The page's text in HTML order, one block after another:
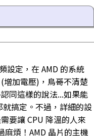
設定，在 AMD 的系統
增加電壓)，鳥哥不清楚
同這樣的說法...如果能
搞定。不過，詳細的設
要讓 CPU 降溫的人來
麻煩！AMD 晶片的主機